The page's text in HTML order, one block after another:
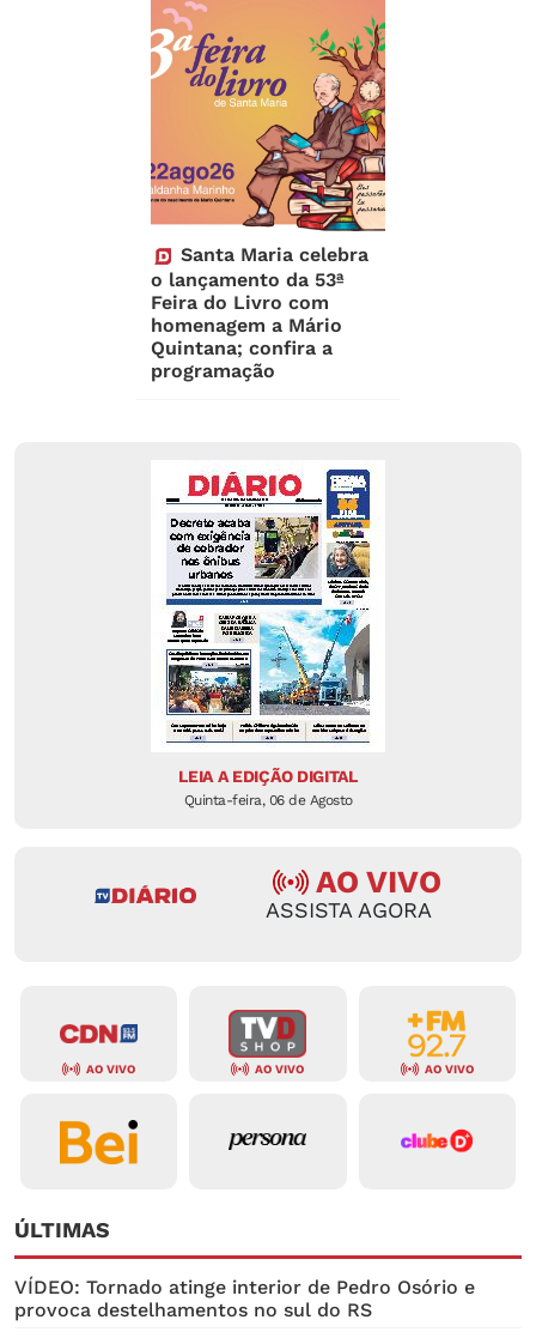
Santa Maria celebra
o lançamento da 53ª
Feira do Livro com
homenagem a Mário
Quintana; confira a
programação
LEIA A EDIÇÃO DIGITAL
Quinta-feira, 06 de Agosto
AO VIVO
ASSISTA AGORA
AO VIVO AO VIVO AO VIVO
ÚLTIMAS
VÍDEO: Tornado atinge interior de Pedro Osório e
provoca destelhamentos no sul do RS